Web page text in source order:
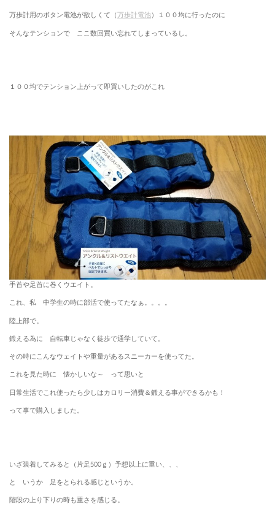
万歩計用のボタン電池が欲しくて（万歩計電池）１００均に行ったのに
そんなテンションで ここ数回買い忘れてしまっているし。
１００均でテンション上がって即買いしたのがこれ
手首や足首に巻くウエイト。
これ、私 中学生の時に部活で使ってたなぁ。。。。
陸上部で。
鍛える為に 自転車じゃなく徒歩で通学していて。
その時にこんなウェイトや重量があるスニーカーを使ってた。
これを見た時に 懐かしいな～ って思いと
日常生活でこれ使ったら少しはカロリー消費＆鍛える事ができるかも！
って事で購入しました。
いざ装着してみると（片足500ｇ）予想以上に重い、、、
と いうか 足をとられる感じというか。
階段の上り下りの時も重さを感じる。